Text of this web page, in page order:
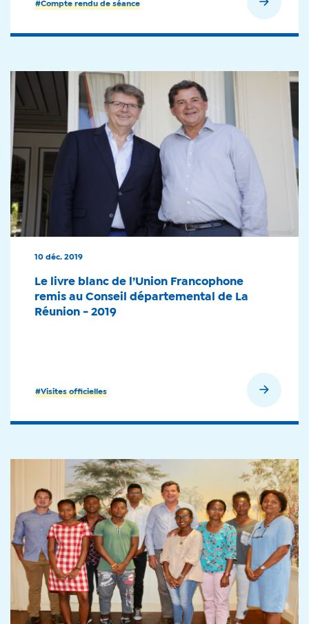
#Compte rendu de séance
#Visites officielles
10 déc. 2019
Le livre blanc de l’Union Francophone
remis au Conseil départemental de La
Réunion - 2019